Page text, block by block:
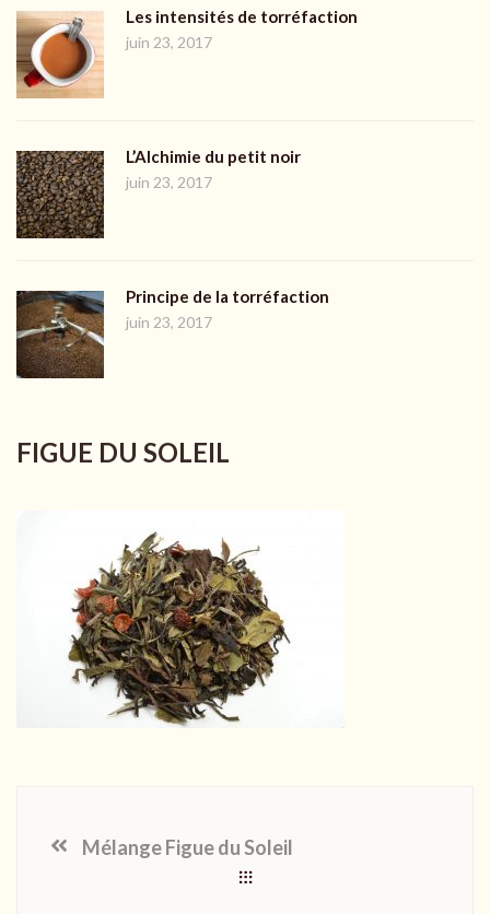
Les intensités de torréfaction
juin 23, 2017
L’Alchimie du petit noir
juin 23, 2017
Principe de la torréfaction
juin 23, 2017
FIGUE DU SOLEIL
Mélange Figue du Soleil